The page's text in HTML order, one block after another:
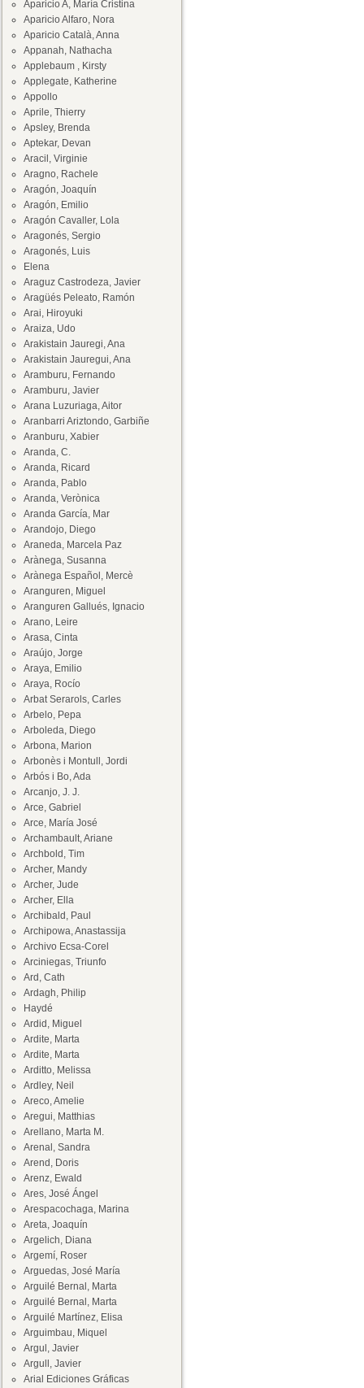
Aparicio A, María Cristina
Aparicio Alfaro, Nora
Aparicio Català, Anna
Appanah, Nathacha
Applebaum , Kirsty
Applegate, Katherine
Appollo
Aprile, Thierry
Apsley, Brenda
Aptekar, Devan
Aracil, Virginie
Aragno, Rachele
Aragón, Joaquín
Aragón, Emilio
Aragón Cavaller, Lola
Aragonés, Sergio
Aragonés, Luis
Elena
Araguz Castrodeza, Javier
Aragüés Peleato, Ramón
Arai, Hiroyuki
Araiza, Udo
Arakistain Jauregi, Ana
Arakistain Jauregui, Ana
Aramburu, Fernando
Aramburu, Javier
Arana Luzuriaga, Aitor
Aranbarri Ariztondo, Garbiñe
Aranburu, Xabier
Aranda, C.
Aranda, Ricard
Aranda, Pablo
Aranda, Verònica
Aranda García, Mar
Arandojo, Diego
Araneda, Marcela Paz
Arànega, Susanna
Arànega Español, Mercè
Aranguren, Miguel
Aranguren Gallués, Ignacio
Arano, Leire
Arasa, Cinta
Araújo, Jorge
Araya, Emilio
Araya, Rocío
Arbat Serarols, Carles
Arbelo, Pepa
Arboleda, Diego
Arbona, Marion
Arbonès i Montull, Jordi
Arbós i Bo, Ada
Arcanjo, J. J.
Arce, Gabriel
Arce, María José
Archambault, Ariane
Archbold, Tim
Archer, Mandy
Archer, Jude
Archer, Ella
Archibald, Paul
Archipowa, Anastassija
Archivo Ecsa-Corel
Arciniegas, Triunfo
Ard, Cath
Ardagh, Philip
Haydé
Ardid, Miguel
Ardite, Marta
Ardite, Marta
Arditto, Melissa
Ardley, Neil
Areco, Amelie
Aregui, Matthias
Arellano, Marta M.
Arenal, Sandra
Arend, Doris
Arenz, Ewald
Ares, José Ángel
Arespacochaga, Marina
Areta, Joaquín
Argelich, Diana
Argemí, Roser
Arguedas, José María
Arguilé Bernal, Marta
Arguilé Bernal, Marta
Arguilé Martínez, Elisa
Arguimbau, Miquel
Argul, Javier
Argull, Javier
Arial Ediciones Gráficas